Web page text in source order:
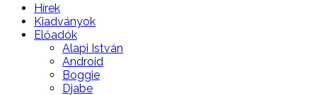
Hírek
Kiadványok
Előadók
Alapi István
Android
Boggie
Djabe